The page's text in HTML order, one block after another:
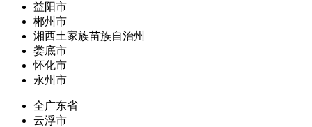
益阳市
郴州市
湘西土家族苗族自治州
娄底市
怀化市
永州市
全广东省
云浮市